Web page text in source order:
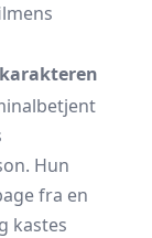
Hun
fra en
kastes